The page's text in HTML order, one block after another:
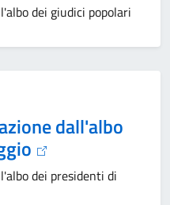
dei giudici popolari
dall'albo
dei presidenti di